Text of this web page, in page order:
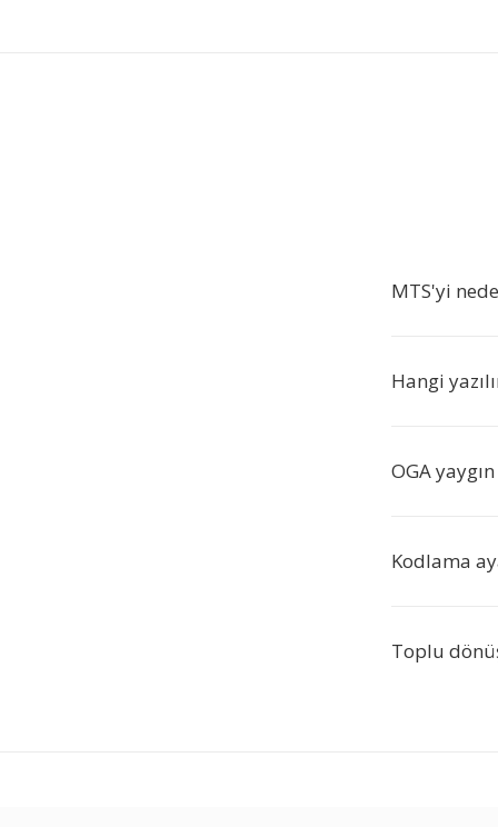
MTS'yi
Hangi
OGA
Kodlama
Toplu